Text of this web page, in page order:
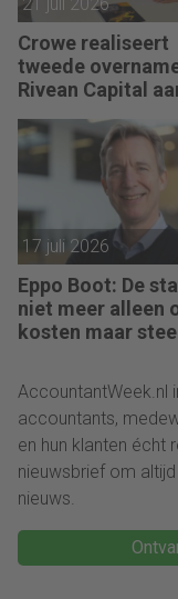
Crowe realiseert
tweede
Rivean Capital
17 juli 2026
Eppo Boot: De
niet meer alleen
kosten maar
AccountantWeek.nl
accountants,
en hun klanten écht
nieuwsbrief om
nieuws.